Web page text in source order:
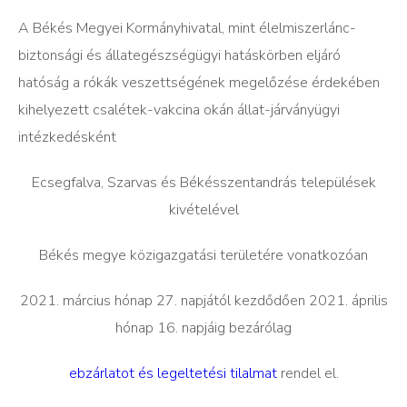
A Békés Megyei Kormányhivatal, mint élelmiszerlánc-
biztonsági és állategészségügyi hatáskörben eljáró
hatóság a rókák veszettségének megelőzése érdekében
kihelyezett csalétek-vakcina okán állat-járványügyi
intézkedésként
Ecsegfalva, Szarvas és Békésszentandrás települések
kivételével
Békés megye közigazgatási területére vonatkozóan
2021. március hónap 27. napjától kezdődően 2021. április
hónap 16. napjáig bezárólag
ebzárlatot és legeltetési tilalmatrendel el.